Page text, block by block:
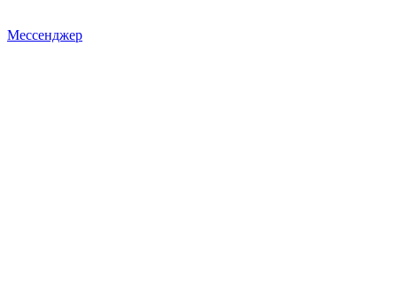
Мессенджер